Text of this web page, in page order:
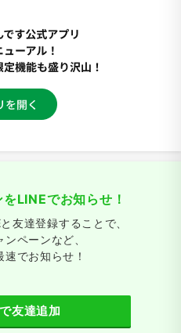
LINEでお知らせ！
友達登録することで、
ペーンなど、
でお知らせ！
友達追加